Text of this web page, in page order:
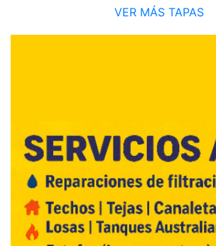
VER MÁS TAPAS